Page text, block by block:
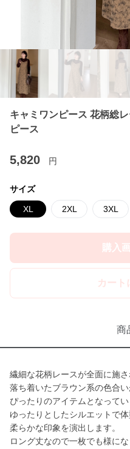
キャミワンピース 花柄総
ピース
5,820 円
サイズ
XL 2XL 3XL
購入
カート
商
繊細な花柄レースが全面に施
落ち着いたブラウン系の色合
ぴったりのアイテムとなってい
ゆったりとしたシルエットで
柔らかな印象を演出します。
ロング丈なので一枚でも様に